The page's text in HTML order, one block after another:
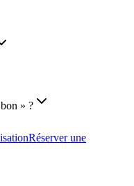
» ?
Réserver une